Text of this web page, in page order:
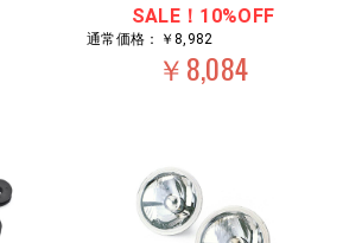
SALE！10%OFF
通常価格：￥8,982
￥8,084